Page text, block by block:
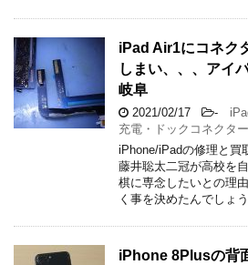
iPad Air1にコネク
しまい、、、アイ
岐阜
2021/02/17 -
充電・ドックコネクタ
iPhone/iPadの修理と買
藤井聡太二冠が高校を
棋に専念したいとの理
く事を決めたんでしょ
iPhone 8Plusの背